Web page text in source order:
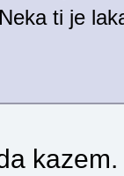
ti je
kazem.